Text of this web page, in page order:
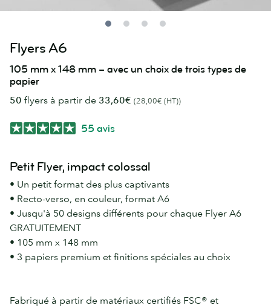
Flyers A6
105 mm x 148 mm – avec un choix de trois types de
papier
50 flyers à partir de 33,60€ (28,00€ (HT))
55 avis
Petit Flyer, impact colossal
• Un petit format des plus captivants
• Recto-verso, en couleur, format A6
• Jusqu'à 50 designs différents pour chaque Flyer A6
GRATUITEMENT
• 105 mm x 148 mm
• 3 papiers premium et finitions spéciales au choix
Fabriqué à partir de matériaux certifiés FSC® et